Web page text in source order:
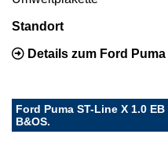
Standort
Details zum Ford
Ford Puma ST-Line X 1.0
B&OS.